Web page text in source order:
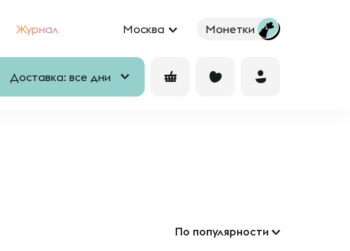
Журнал Москва Монетки
Доставка: все дни
По популярности